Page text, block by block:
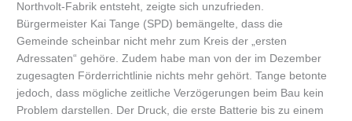
Northvolt-Fabrik entsteht, zeigte sich unzufrieden.
Bürgermeister Kai Tange (SPD) bemängelte, dass die
Gemeinde scheinbar nicht mehr zum Kreis der „ersten
Adressaten“ gehöre. Zudem habe man von der im Dezember
zugesagten Förderrichtlinie nichts mehr gehört. Tange betonte
jedoch, dass mögliche zeitliche Verzögerungen beim Bau kein
Problem darstellen. Der Druck, die erste Batterie bis zu einem